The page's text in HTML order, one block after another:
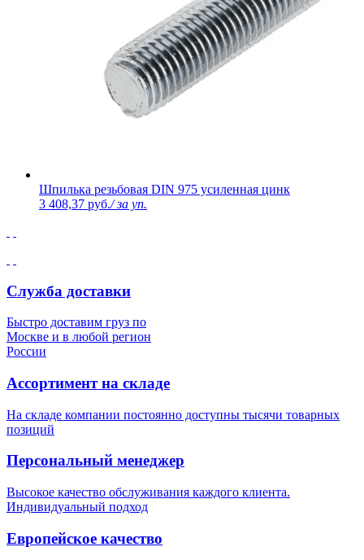
Шпилька резьбовая DIN 975 усиленная цинк
3 408,37 руб./ за уп.
Служба доставки
Быстро доставим груз по
Москве и в любой регион
России
Ассортимент на складе
На складе компании постоянно доступны тысячи товарных
позиций
Персональный менеджер
Высокое качество обслуживания каждого клиента.
Индивидуальный подход
Европейское качество